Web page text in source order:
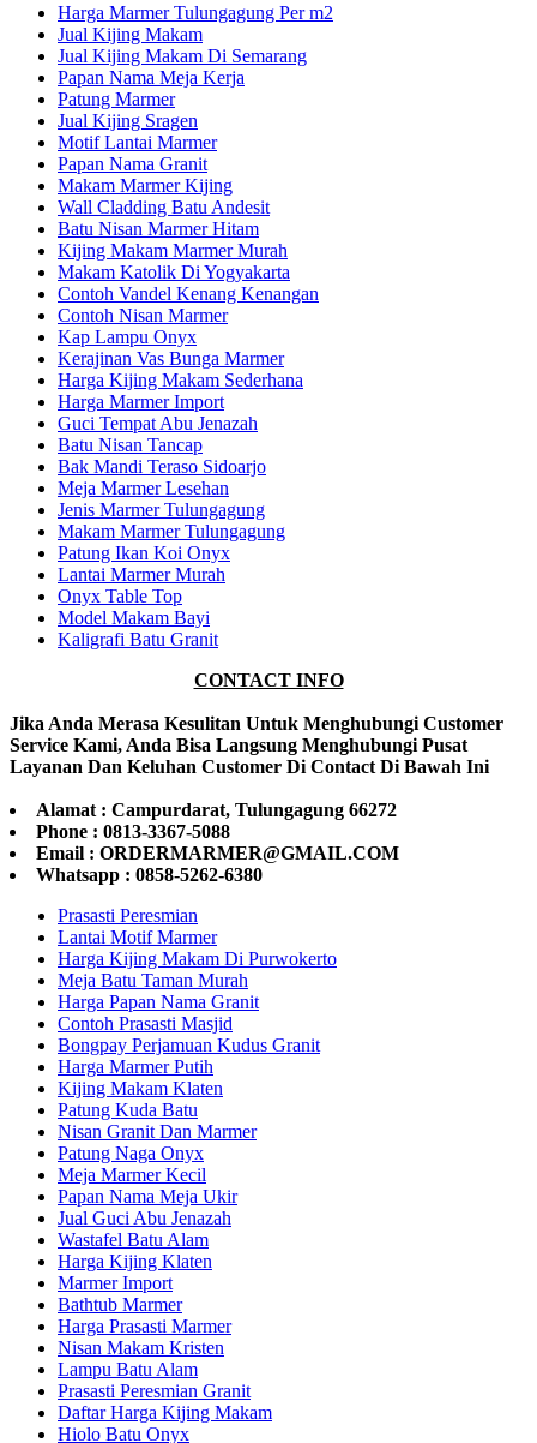
Harga Marmer Tulungagung Per m2
Jual Kijing Makam
Jual Kijing Makam Di Semarang
Papan Nama Meja Kerja
Patung Marmer
Jual Kijing Sragen
Motif Lantai Marmer
Papan Nama Granit
Makam Marmer Kijing
Wall Cladding Batu Andesit
Batu Nisan Marmer Hitam
Kijing Makam Marmer Murah
Makam Katolik Di Yogyakarta
Contoh Vandel Kenang Kenangan
Contoh Nisan Marmer
Kap Lampu Onyx
Kerajinan Vas Bunga Marmer
Harga Kijing Makam Sederhana
Harga Marmer Import
Guci Tempat Abu Jenazah
Batu Nisan Tancap
Bak Mandi Teraso Sidoarjo
Meja Marmer Lesehan
Jenis Marmer Tulungagung
Makam Marmer Tulungagung
Patung Ikan Koi Onyx
Lantai Marmer Murah
Onyx Table Top
Model Makam Bayi
Kaligrafi Batu Granit
CONTACT INFO
Jika Anda Merasa Kesulitan Untuk Menghubungi Customer
Service Kami, Anda Bisa Langsung Menghubungi Pusat
Layanan Dan Keluhan Customer Di Contact Di Bawah Ini
Alamat : Campurdarat, Tulungagung 66272
Phone : 0813-3367-5088
Email : ORDERMARMER@GMAIL.COM
Whatsapp : 0858-5262-6380
Prasasti Peresmian
Lantai Motif Marmer
Harga Kijing Makam Di Purwokerto
Meja Batu Taman Murah
Harga Papan Nama Granit
Contoh Prasasti Masjid
Bongpay Perjamuan Kudus Granit
Harga Marmer Putih
Kijing Makam Klaten
Patung Kuda Batu
Nisan Granit Dan Marmer
Patung Naga Onyx
Meja Marmer Kecil
Papan Nama Meja Ukir
Jual Guci Abu Jenazah
Wastafel Batu Alam
Harga Kijing Klaten
Marmer Import
Bathtub Marmer
Harga Prasasti Marmer
Nisan Makam Kristen
Lampu Batu Alam
Prasasti Peresmian Granit
Daftar Harga Kijing Makam
Hiolo Batu Onyx